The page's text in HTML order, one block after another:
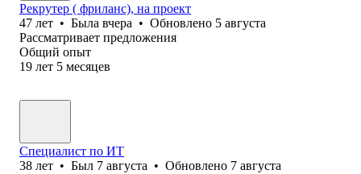
Рекрутер ( фриланс), на проект
47 лет • Была вчера • Обновлено 5 августа
Рассматривает предложения
Общий опыт
19 лет 5 месяцев
Специалист по ИТ
38 лет • Был 7 августа • Обновлено 7 августа